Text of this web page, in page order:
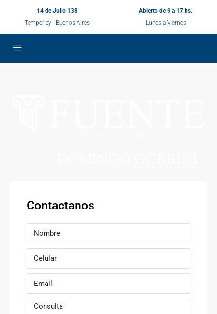
14 de Julio 138
Temperley - Buenos Aires
Abierto de 9 a 17 hs.
Lunes a Viernes
Contactanos